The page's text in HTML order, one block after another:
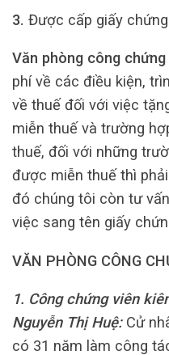
3. Được cấp giấy
Văn phòng công
phí về các điều kiện,
về thuế đối với việc
miễn thuế và trường
thuế, đối với những
được miễn thuế thì
đó chúng tôi còn tư
việc sang tên giấy
VĂN PHÒNG CÔNG
1. Công chứng viên
Nguyễn Thị Huệ: Cử
có 31 năm làm công